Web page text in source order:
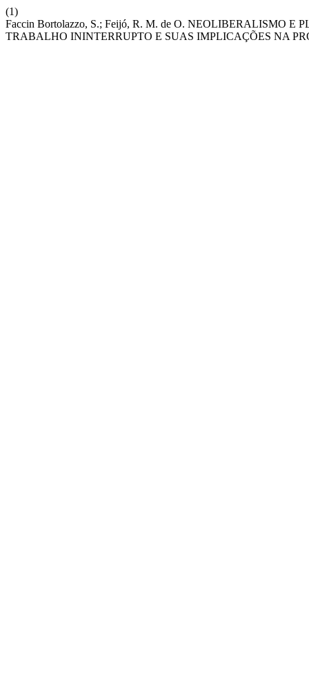
(1)
Faccin Bortolazzo, S.; Feijó, R. M. de O. NEOLIBERALISMO
TRABALHO ININTERRUPTO E SUAS IMPLICAÇÕES NA